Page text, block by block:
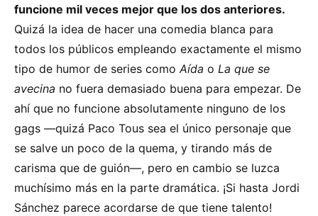
funcione mil veces mejor que los dos anteriores.
Quizá la idea de hacer una comedia blanca para
todos los públicos empleando exactamente el mismo
tipo de humor de series comoAída o La que se
avecina no fuera demasiado buena para empezar. De
ahí que no funcione absolutamente ninguno de los
gags —quizá Paco Tous sea el único personaje que
se salve un poco de la quema, y tirando más de
carisma que de guión—, pero en cambio se luzca
muchísimo más en la parte dramática. ¡Si hasta Jordi
Sánchez parece acordarse de que tiene talento!